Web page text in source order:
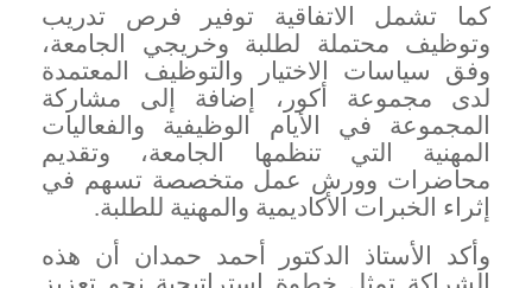
كما تشمل الاتفاقية توفير فرص تدريب
وتوظيف محتملة لطلبة وخريجي الجامعة،
وفق سياسات الاختيار والتوظيف المعتمدة
لدى مجموعة أكور، إضافة إلى مشاركة
المجموعة في الأيام الوظيفية والفعاليات
المهنية التي تنظمها الجامعة، وتقديم
محاضرات وورش عمل متخصصة تسهم في
إثراء الخبرات الأكاديمية والمهنية للطلبة.
وأكد الأستاذ الدكتور أحمد حمدان أن هذه